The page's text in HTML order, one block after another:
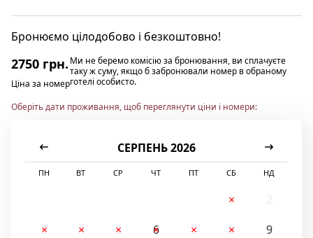
Бронюємо цілодобово і безкоштовно!
2750 грн.
Ціна за номер
Ми не беремо комісію за бронювання, ви сплачуєте
таку ж суму, якщо б забронювали номер в обраному
готелі особисто.
Оберіть дати проживання, щоб переглянути ціни і номери:
СЕРПЕНЬ 2026
ПН ВТ СР ЧТ ПТ СБ НД
1
3
4 5 6 7 8
9